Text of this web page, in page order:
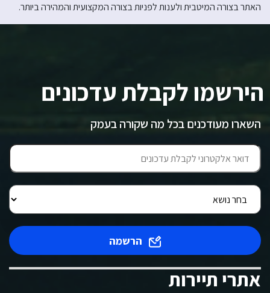
האתר בצורה המיטבית ולענות לפניות בצורה המקצועית והמהירה ביותר.
הירשמו לקבלת עדכונים
השארו מעודכנים בכל מה שקורה בעמק
הרשמה
אתרי תיירות